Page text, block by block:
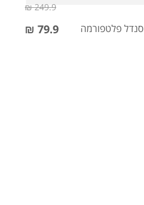
סנדל פלטפורמה 79.9 ₪
249.9 ₪